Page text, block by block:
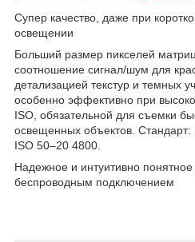
Супер качество, даже при
освещении
Больший размер пикселей
соотношение сигнал/шум для
детализацией текстур и темных
особенно эффективно при
ISO, обязательной для съемки
освещенных объектов.
ISO 50–20 4800.
Надежное и интуитивно
беспроводным подключением